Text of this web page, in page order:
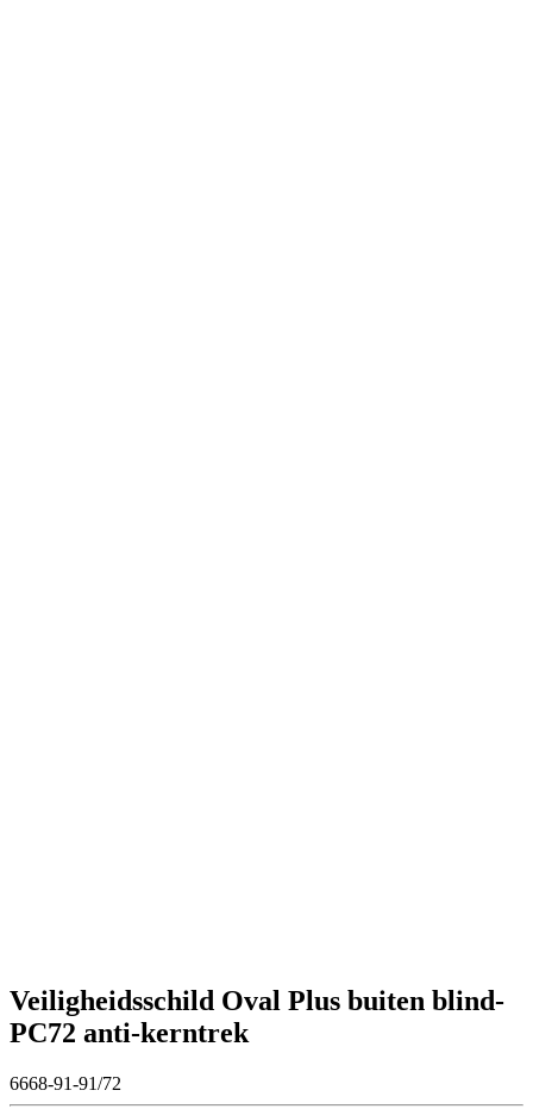
Veiligheidsschild Oval Plus buiten blind-
PC72 anti-kerntrek
6668-91-91/72